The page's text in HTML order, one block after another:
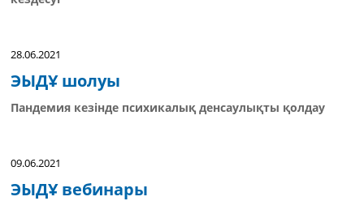
28.06.2021
ЭЫДҰ шолуы
Пандемия кезінде психикалық денсаулықты қолдау
09.06.2021
ЭЫДҰ вебинары